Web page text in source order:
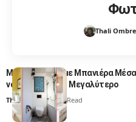
Thali Ombre
Μικρό Μπάνιο με Μπανιέρα
να Δείχνει Πολύ Μεγαλύτερο
Thali Ombre5 Min Read